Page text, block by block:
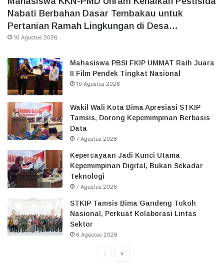
Nabati Berbahan Dasar Tembakau untuk
Pertanian Ramah Lingkungan di Desa…
10 Agustus 2026
Mahasiswa PBSI FKIP UMMAT Raih Juara
II Film Pendek Tingkat Nasional
10 Agustus 2026
Wakil Wali Kota Bima Apresiasi STKIP
Tamsis, Dorong Kepemimpinan Berbasis
Data
7 Agustus 2026
Kepercayaan Jadi Kunci Utama
Kepemimpinan Digital, Bukan Sekadar
Teknologi
7 Agustus 2026
STKIP Tamsis Bima Gandeng Tokoh
Nasional, Perkuat Kolaborasi Lintas
Sektor
6 Agustus 2026
HalamanHalaman